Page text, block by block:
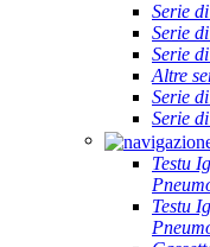
Serie
Serie
Serie
Altre
Serie
Serie
Testu
Testu